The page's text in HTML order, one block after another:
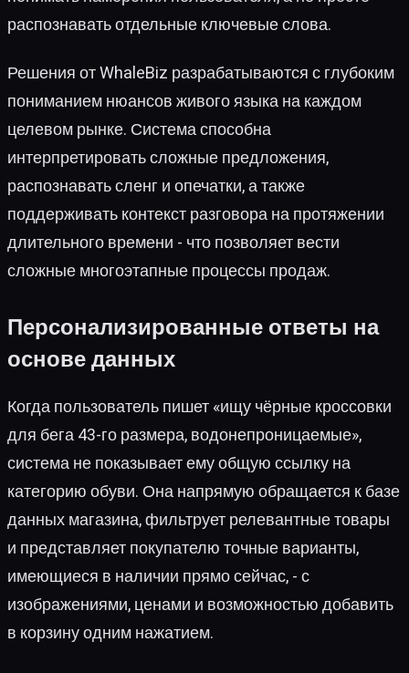
распознавать отдельные ключевые слова.
Решения от WhaleBiz разрабатываются с глубоким
пониманием нюансов живого языка на каждом
целевом рынке. Система способна
интерпретировать сложные предложения,
распознавать сленг и опечатки, а также
поддерживать контекст разговора на протяжении
длительного времени - что позволяет вести
сложные многоэтапные процессы продаж.
Персонализированные ответы на
основе данных
Когда пользователь пишет «ищу чёрные кроссовки
для бега 43-го размера, водонепроницаемые»,
система не показывает ему общую ссылку на
категорию обуви. Она напрямую обращается к базе
данных магазина, фильтрует релевантные товары
и представляет покупателю точные варианты,
имеющиеся в наличии прямо сейчас, - с
изображениями, ценами и возможностью добавить
в корзину одним нажатием.